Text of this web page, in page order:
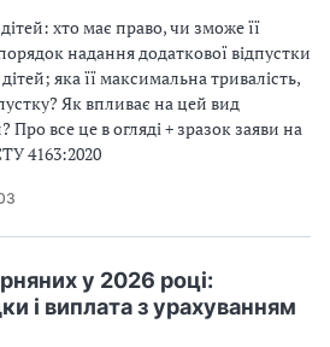
хто має право, чи зможе її
надання додаткової відпустки
яка її максимальна тривалість,
Як впливає на цей вид
Про все це в огляді + зразок заяви на
4163:2020
у 2026 році:
і виплата з урахуванням